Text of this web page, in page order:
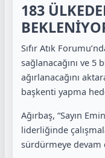
183
Sıfır Atık
sağlanacağını ve
ağırlanacağını
başkenti yapma
Ağırbaş, “Sayın
liderliğinde
sürdürmeye devam